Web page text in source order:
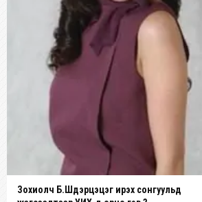
Зохиолч Б.Шүүдэрцэцэг ирэх сонгуульд